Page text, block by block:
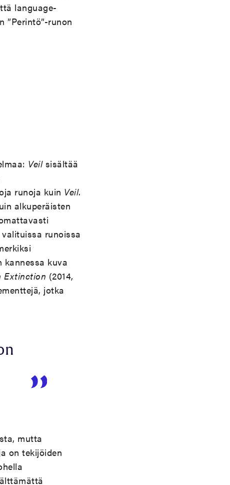
language-
”Perintö”-runon
Veilsisältää
runoja kuin Veil.
alkuperäisten
runoissa
kannessa kuva
Extinction (2014,
jotka
mutta
on tekijöiden